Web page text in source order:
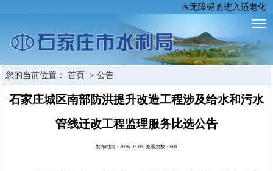
无障碍 进入适老化
您的当前位置： 首页 > 公告
石家庄城区南部防洪提升改造工程涉及给水和污水
管线迁改工程监理服务比选公告
发布时间：2026-07-08 查看次数： 601